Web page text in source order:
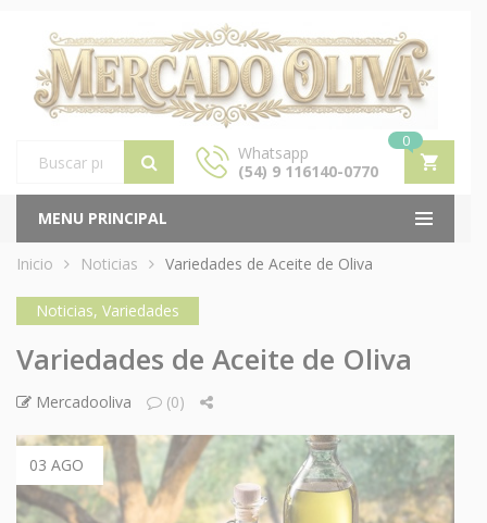
Products
search
Whatsapp
(54) 9 116140-0770
0
MENU PRINCIPAL
Inicio Noticias Variedades de Aceite de Oliva
Noticias, Variedades
Variedades de Aceite de Oliva
Mercadooliva (0)
03 AGO